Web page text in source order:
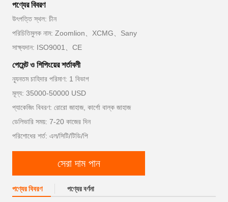
পণ্যের বিবরণ
উৎপত্তি স্থল: চীন
পরিচিতিমুলক নাম: Zoomlion、XCMG、Sany
সাক্ষ্যদান: ISO9001、CE
পেমেন্ট ও শিপিংয়ের শর্তাবলী
ন্যূনতম চাহিদার পরিমাণ: 1 বিভাগ
মূল্য: 35000-50000 USD
প্যাকেজিং বিবরণ: রোরো জাহাজ, কার্গো বাল্ক জাহাজ
ডেলিভারি সময়: 7-20 কাজের দিন
পরিশোধের শর্ত: এল/সিটি/টিডি/পি
সেরা দাম পান
পণ্যের বিবরণ পণ্যের বর্ণনা